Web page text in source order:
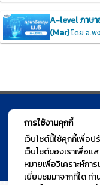
A-level ภาษา
(Mar)โดย อ.พ
การใช้งานคุกกี้
เว็บไซต์นี้ใช้คุกกี้เพื่อ
เว็บไซต์ของเราเพื่อ
หมายเพื่อวิเคราะห์กา
เยี่ยมชมมาจากที่ใด
© TGURU.online 2026
Square